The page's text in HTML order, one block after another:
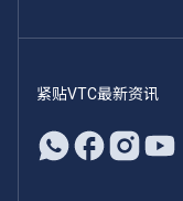
紧贴VTC最新资讯